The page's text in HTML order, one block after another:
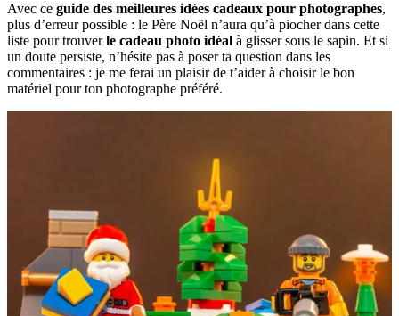
Avec ce guide des meilleures idées cadeaux pour photographes,
plus d’erreur possible : le Père Noël n’aura qu’à piocher dans cette
liste pour trouverle cadeau photo idéal à glisser sous le sapin. Et si
un doute persiste, n’hésite pas à poser ta question dans les
commentaires : je me ferai un plaisir de t’aider à choisir le bon
matériel pour ton photographe préféré.